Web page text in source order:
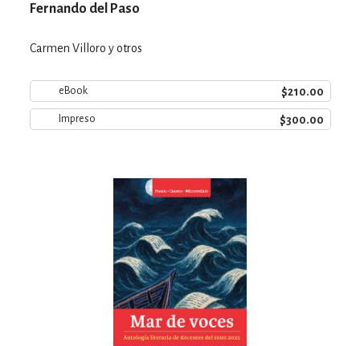
Fernando del Paso
Carmen Villoro y otros
eBook $210.00
Impreso $300.00